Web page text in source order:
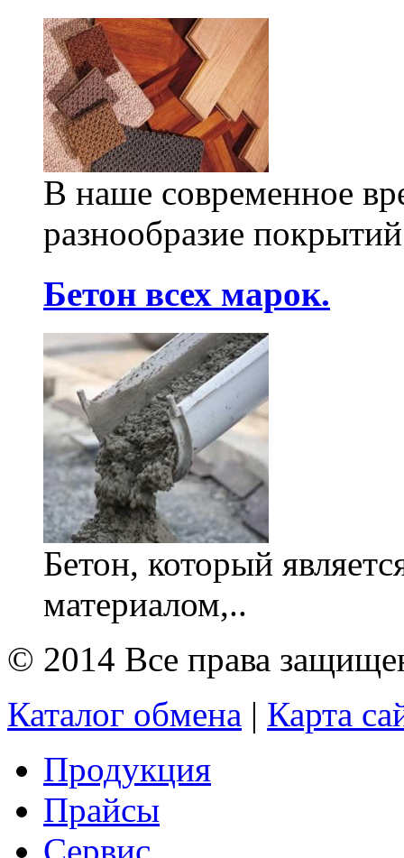
В наше современное
разнообразие
Бетон всех марок.
Бетон, который
материалом,..
© 2014 Все права
Каталог обмена | Карта
Продукция
Прайсы